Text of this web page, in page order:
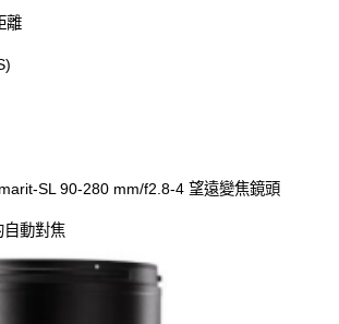
離
SL 90-280 mm/f2.8-4 望遠變焦鏡頭
自動對焦